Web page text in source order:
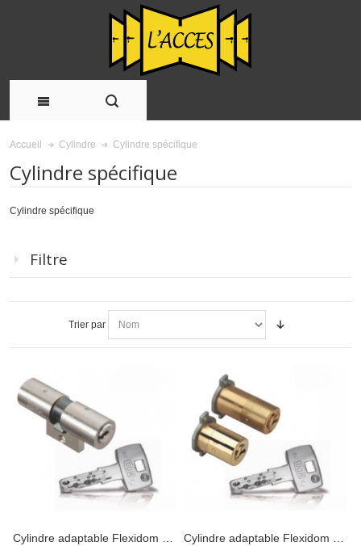
Accueil Cylindre Cylindre spécifique
Cylindre spécifique
Cylindre spécifique
Filtre
Trier par
Cylindre adaptable Flexidom diamètre 22mm pour Bricard Cylindre adaptable Flexidom diamètre 26mm pour Fichet